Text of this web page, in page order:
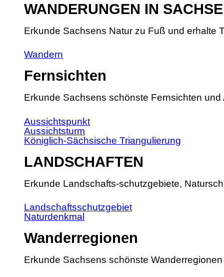
WANDERUNGEN IN
Erkunde Sachsens Natur zu Fuß und erhalte
Wandern
Fernsichten
Erkunde Sachsens schönste Fernsichten und
Aussichtspunkt
Aussichtsturm
Königlich-Sächsische Triangulierung
LANDSCHAFTEN
Erkunde Landschafts-schutzgebiete,
Landschaftsschutzgebiet
Naturdenkmal
Wanderregionen
Erkunde Sachsens schönste Wanderregionen